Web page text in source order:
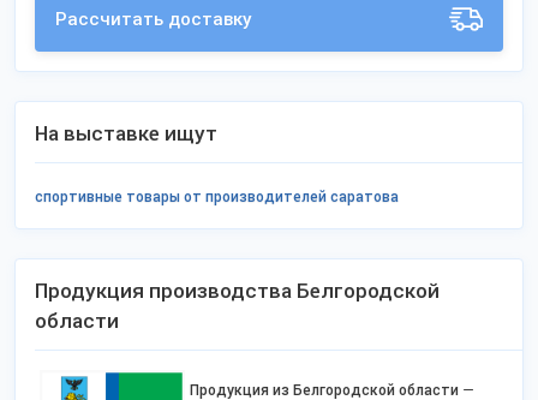
Рассчитать доставку
На выставке ищут
спортивные товары от производителей саратова
Продукция производства Белгородской
области
Продукция из Белгородской области —